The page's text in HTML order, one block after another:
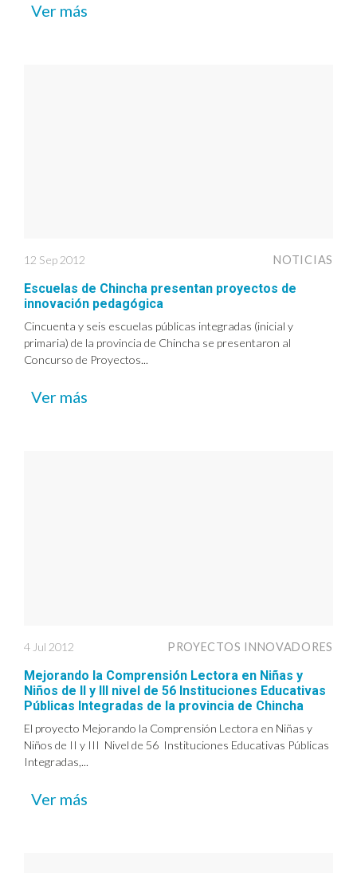
Ver más
12 Sep 2012 NOTICIAS
Escuelas de Chincha presentan proyectos de
innovación pedagógica
Cincuenta y seis escuelas públicas integradas (inicial y
primaria) de la provincia de Chincha se presentaron al
Concurso de Proyectos...
Ver más
4 Jul 2012 PROYECTOS INNOVADORES
Mejorando la Comprensión Lectora en Niñas y
Niños de II y III nivel de 56 Instituciones Educativas
Públicas Integradas de la provincia de Chincha
El proyecto Mejorando la Comprensión Lectora en Niñas y
Niños de II y III Nivel de 56 Instituciones Educativas Públicas
Integradas,...
Ver más